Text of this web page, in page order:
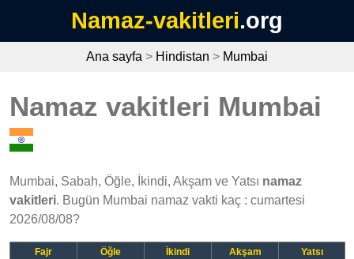
Namaz-vakitleri.org
Ana sayfa > Hindistan > Mumbai
Namaz vakitleri Mumbai
Mumbai, Sabah, Öğle, İkindi, Akşam ve Yatsı namaz
vakitleri. Bugün Mumbai namaz vakti kaç : cumartesi
2026/08/08?
Fajr Öğle İkindi Akşam
Yatsı